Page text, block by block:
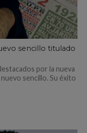
sencillo titulado
por la nueva
sencillo. Su éxito